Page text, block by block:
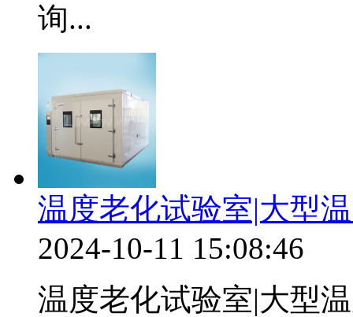
询...
温度老化试验室|大型
2024-10-11 15:08:46
温度老化试验室|大型